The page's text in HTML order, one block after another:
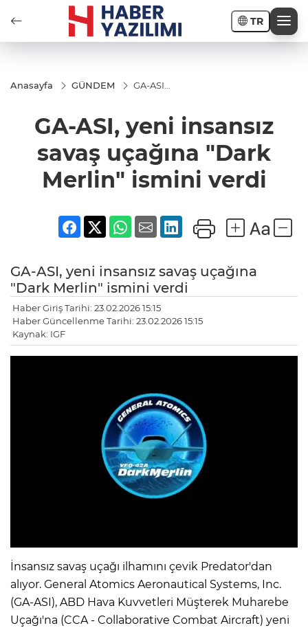
TR
Anasayfa GÜNDEM
GA-ASI,
uçağına
Merlin"
ismini
verdi
GA-ASI, yeni insansız
savaş uçağına "Dark
Merlin" ismini verdi
GA-ASI, yeni insansız savaş uçağına
"Dark Merlin" ismini verdi
Haber Giriş Tarihi: 23.02.2026 15:15
Haber Güncellenme Tarihi: 23.02.2026 15:15
Kaynak: IGF
İnsansız savaş uçağı ilhamını çevik Predator'dan
alıyor. General Atomics Aeronautical Systems, Inc.
(GA-ASI), ABD Hava Kuvvetleri Müşterek Muharebe
Uçağı'na (CCA - Collaborative Combat Aircraft) yeni